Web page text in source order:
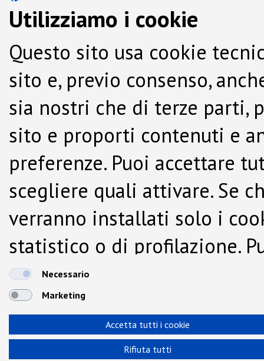
Utilizziamo i cookie
Questo sito usa cookie
sito e, previo consenso,
sia nostri che di terze parti,
sito e proporti contenuti e
preferenze. Puoi accettare
scegliere quali attivare. Se
verranno installati solo i
statistico o di profilazione.
dalla Cookie Policy.
Necessario
Marketing
Accetta tutti i cookie
Rifiuta tutti